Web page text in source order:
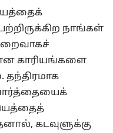
நாங்கள்
காரியங்களை
தந்திரமாக
கடவுளுக்கு